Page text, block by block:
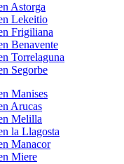
Astorga
Lekeitio
Frigiliana
Benavente
Torrelaguna
Segorbe
Manises
Arucas
Melilla
la Llagosta
Manacor
Miere